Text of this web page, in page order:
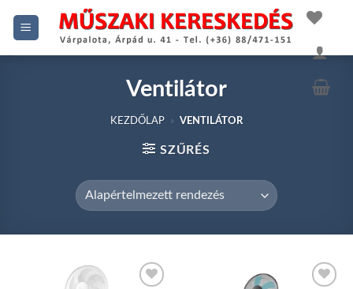
Ventilátor
KEZDŐLAP » VENTILÁTOR
SZŰRÉS